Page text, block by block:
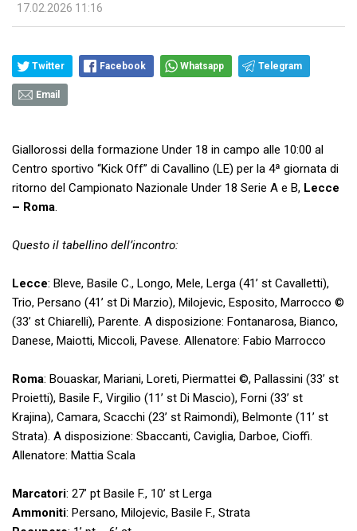
17.02.2026 11:16
Twitter Facebook Whatsapp Telegram
Email
Giallorossi della formazione Under 18 in campo alle 10:00 al
Centro sportivo “Kick Off” di Cavallino (LE) per la 4ª giornata di
ritorno del Campionato Nazionale Under 18 Serie A e B, Lecce
– Roma
Questo il tabellino dell’incontro:
Lecce: Bleve, Basile C., Longo, Mele, Lerga (41’ st Cavalletti),
Trio, Persano (41’ st Di Marzio), Milojevic, Esposito, Marrocco ©
(33’ st Chiarelli), Parente. A disposizione: Fontanarosa, Bianco,
Danese, Maiotti, Miccoli, Pavese. Allenatore: Fabio Marrocco
Roma: Bouaskar, Mariani, Loreti, Piermattei ©, Pallassini (33’ st
Proietti), Basile F., Virgilio (11’ st Di Mascio), Forni (33’ st
Krajina), Camara, Scacchi (23’ st Raimondi), Belmonte (11’ st
Strata). A disposizione: Sbaccanti, Caviglia, Darboe, Cioffi.
Allenatore: Mattia Scala
Marcatori: 27’ pt Basile F., 10’ st Lerga
Ammoniti: Persano, Milojevic, Basile F., Strata